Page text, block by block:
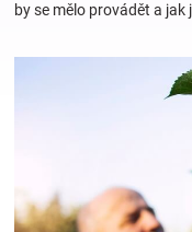
výbava
zábava
by se mělo provádět a